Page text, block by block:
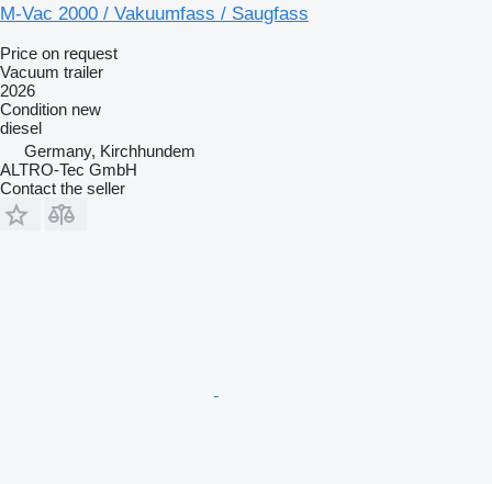
M-Vac 2000 / Vakuumfass / Saugfass
Price on request
Vacuum trailer
2026
Condition new
diesel
Germany, Kirchhundem
ALTRO-Tec GmbH
Contact the seller